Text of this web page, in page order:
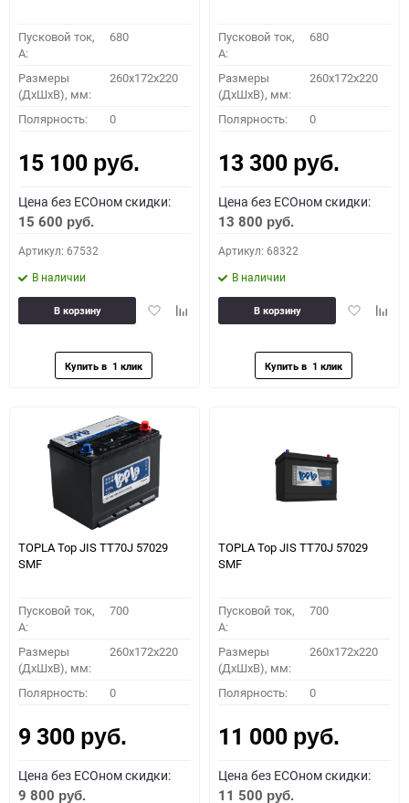
Пусковой ток,
A:
680
Размеры
(ДхШхВ), мм:
260x172x220
Полярность: 0
15 100 руб.
Цена без ECOном скидки:
15 600 руб.
Артикул: 67532
В наличии
ДобавитьДобавить
В корзину
Пусковой ток,
A:
680
Размеры
(ДхШхВ), мм:
260x172x220
Полярность: 0
13 300 руб.
Цена без ECOном скидки:
13 800 руб.
Артикул: 68322
В наличии
Добавить
В корзину
TOPLA Top JIS TT70J 57029
SMF
Пусковой ток,
A:
700
Размеры
(ДхШхВ), мм:
260x172x220
Полярность: 0
9 300 руб.
Цена без ECOном скидки:
9 800 руб.
TOPLA Top JIS TT70J 57029
SMF
Пусковой ток,
A:
700
Размеры
(ДхШхВ), мм:
260x172x220
Полярность: 0
11 000 руб.
Цена без ECOном скидки:
11 500 руб.